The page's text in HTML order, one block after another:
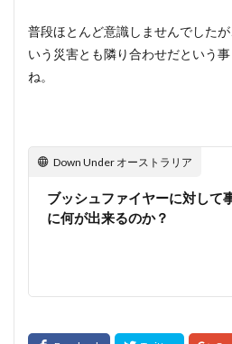
普段ほとんど意識しませんでした
いう災害とも隣り合わせだという
ね。
Down Under オーストラリア
ブッシュファイヤーに対して
に何が出来るのか？